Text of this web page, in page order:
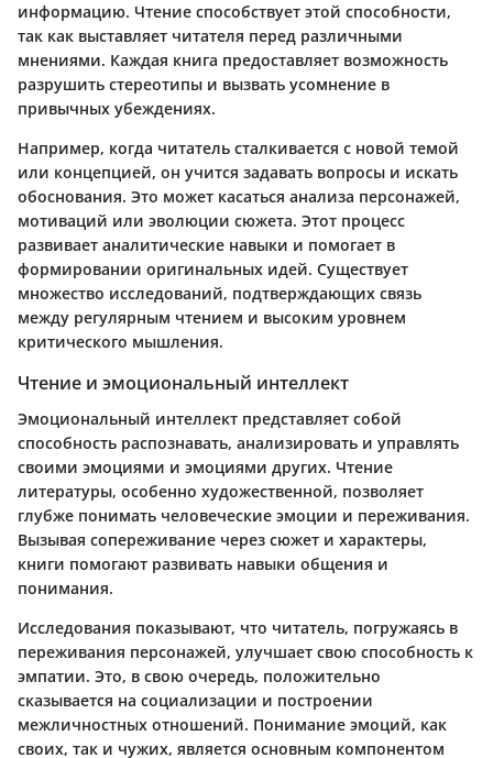
информацию. Чтение способствует этой способности,
так как выставляет читателя перед различными
мнениями. Каждая книга предоставляет возможность
разрушить стереотипы и вызвать усомнение в
привычных убеждениях.
Например, когда читатель сталкивается с новой темой
или концепцией, он учится задавать вопросы и искать
обоснования. Это может касаться анализа персонажей,
мотиваций или эволюции сюжета. Этот процесс
развивает аналитические навыки и помогает в
формировании оригинальных идей. Существует
множество исследований, подтверждающих связь
между регулярным чтением и высоким уровнем
критического мышления.
Чтение и эмоциональный интеллект
Эмоциональный интеллект представляет собой
способность распознавать, анализировать и управлять
своими эмоциями и эмоциями других. Чтение
литературы, особенно художественной, позволяет
глубже понимать человеческие эмоции и переживания.
Вызывая сопереживание через сюжет и характеры,
книги помогают развивать навыки общения и
понимания.
Исследования показывают, что читатель, погружаясь в
переживания персонажей, улучшает свою способность к
эмпатии. Это, в свою очередь, положительно
сказывается на социализации и построении
межличностных отношений. Понимание эмоций, как
своих, так и чужих, является основным компонентом